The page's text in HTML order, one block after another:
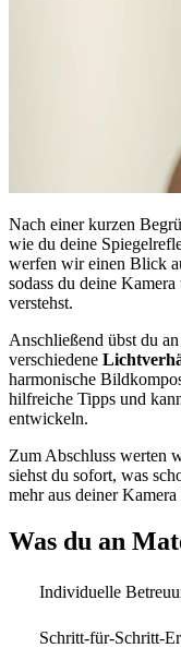
Nach einer kurzen
wie du deine
werfen wir einen Blick
sodass du deine
verstehst.
Anschließend übst du
verschiedene
harmonische
hilfreiche Tipps und
entwickeln.
Zum Abschluss werten
siehst du sofort, was
mehr aus deiner
Was du an
Individuelle
Schritt-für-Schritt-